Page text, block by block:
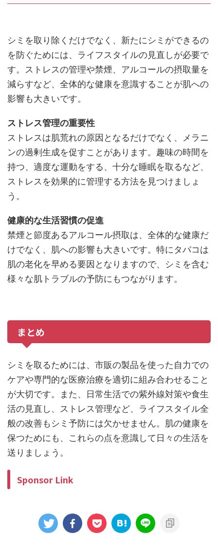
シミを取り除くだけでなく、新たにシミができるの
を防ぐためには、ライフスタイルの見直しが必要で
す。ストレスの管理や禁煙、アルコールの摂取量を
減らすなど、全体的な健康を意識することが肌への
影響も大きいです。
ストレス管理の重要性
ストレスは肌荒れの原因となるだけでなく、メラニ
ンの過剰生成を促すことがあります。趣味の時間を
持つ、適度な運動をする、十分な睡眠を取るなど、
ストレスを効果的に管理する方法を見つけましょ
う。
健康的な生活習慣の促進
禁煙と節度あるアルコール摂取は、全体的な健康だ
けでなく、肌への影響も大きいです。特にタバコは
肌の老化を早める要因となりますので、シミを含む
様々な肌トラブルの予防にもつながります。
まとめ
シミを取るためには、市販の製品を使った自力での
ケアや専門的な医療治療を適切に組み合わせること
が大切です。また、日常生活での紫外線対策や食生
活の見直し、ストレス管理など、ライフスタイル全
般の改善もシミ予防には欠かせません。肌の健康を
保つためにも、これらの点を意識して日々の生活を
送りましょう。
Sponsor Link